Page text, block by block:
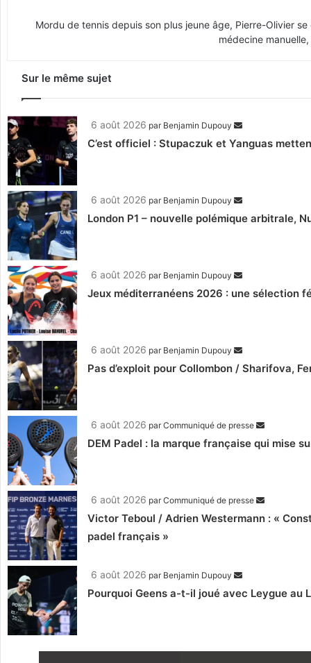
Mordu de tennis depuis son plus jeune âge, Pierre-Olivier
médecine
Sur le même sujet
6 août 2026 par Benjamin Dupouy
C’est officiel : Stupaczuk et Yanguas
6 août 2026 par Benjamin Dupouy
London P1 – nouvelle polémique arbitrale,
6 août 2026 par Benjamin Dupouy
Jeux méditerranéens 2026 : une sélection
6 août 2026 par Benjamin Dupouy
Pas d’exploit pour Collombon / Sharifova,
6 août 2026 parCommuniqué de presse
DEM Padel : la marque française qui mise
6 août 2026 parCommuniqué de presse
Victor Teboul / Adrien Westermann : «
padel français »
6 août 2026 par Benjamin Dupouy
Pourquoi Geens a-t-il joué avec Leygue au